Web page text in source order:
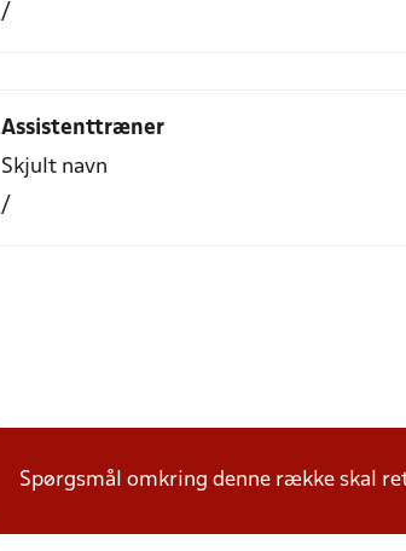
/
Assistenttræner
Skjult navn
/
Spørgsmål omkring denne række skal